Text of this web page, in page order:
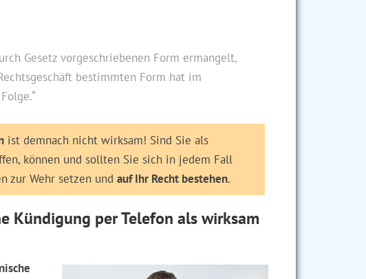
Gesetz vorgeschriebenen Form ermangelt,
bestimmten Form hat im
ist demnach nicht wirksam! Sind Sie als
können und sollten Sie sich in jedem Fall
zur Wehr setzen und auf Ihr Recht bestehen.
Kündigung per Telefon als wirksam